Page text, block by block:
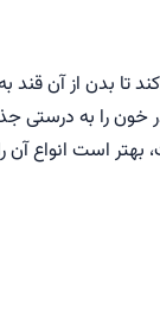
بدن از آن قند
خون را به درستی
است انواع آن